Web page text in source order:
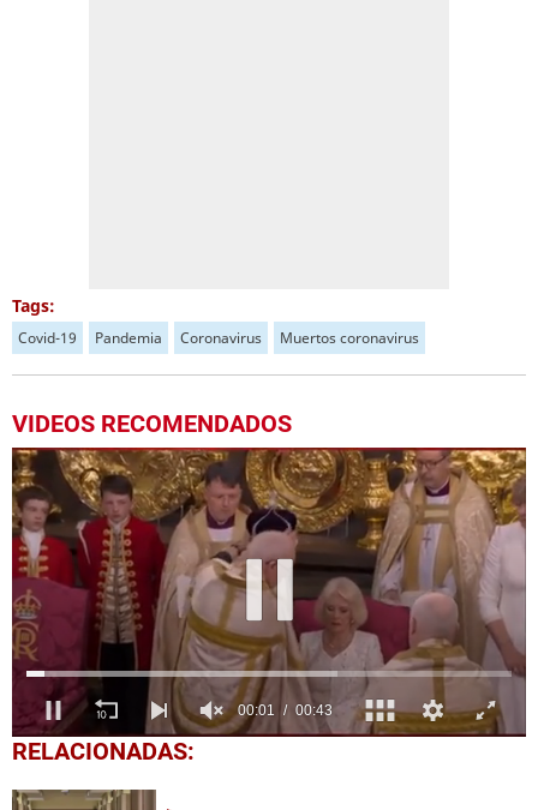
Tags:
Covid-19 Pandemia Coronavirus Muertos coronavirus
VIDEOS RECOMENDADOS
0
seconds
43
RELACIONADAS: